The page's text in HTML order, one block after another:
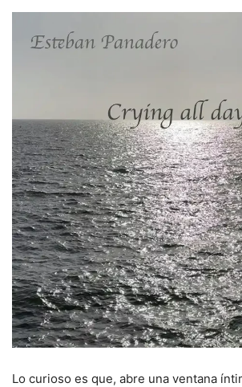
Lo curioso es que, abre una ventana